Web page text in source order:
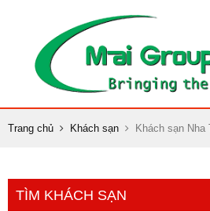
Trang chủ Khách sạn Khách sạn Nha
TÌM KHÁCH SẠN